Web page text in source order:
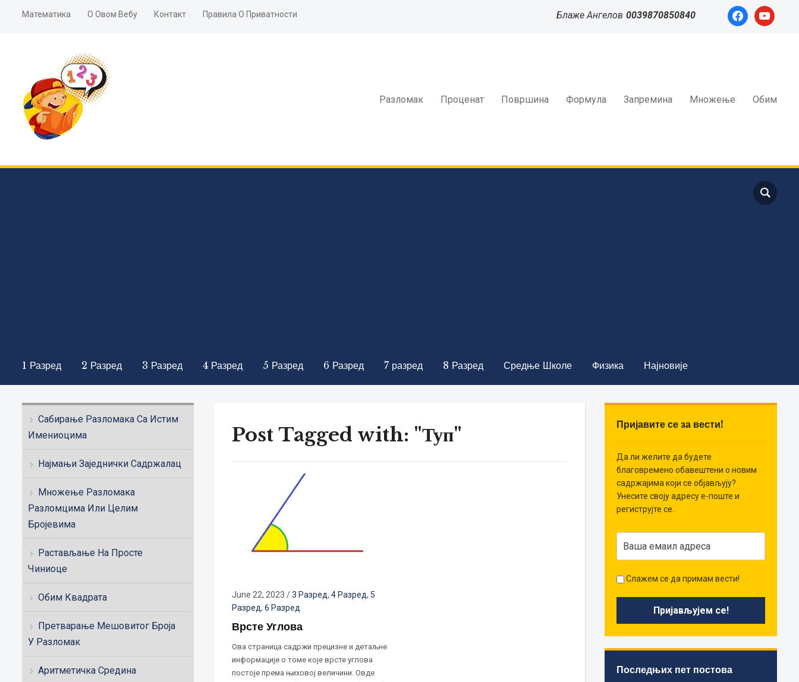
Математика О Овом Вебу Контакт Правила О Приватности facebookyoutube
Блаже Ангелов 0039870850840
Разломак Проценат Површина Формула Запремина Множење Обим
1 Разред 2 Разред 3 Разред 4 Разред 5 Разред 6 Разред 7 разред 8 Разред Средње Школе Физика Најновије
Сабирање Разломака Са Истим
Имениоцима
Најмањи Заједнички Садржалац
Множење Разломака
Разломцима Или Целим
Бројевима
Растављање На Просте
Чиниоце
Обим Квадрата
Претварање Мешовитог Броја
У Разломак
Аритметичка Средина
Post Tagged with: "Туп"
June 22, 2023 /3 Разред, 4 Разред, 5
Разред, 6 Разред
Врсте Углова
Ова страница садржи прецизне и детаљне
информације о томе које врсте углова
постоје према њиховој величини. Овде
Пријавите се за вести!
Да ли желите да будете
благовремено обавештени о новим
садржајима који се објављују?
Унесите своју адресу е-поште и
региструјте се.
Слажем се да примам вести!
Последњих пет постова